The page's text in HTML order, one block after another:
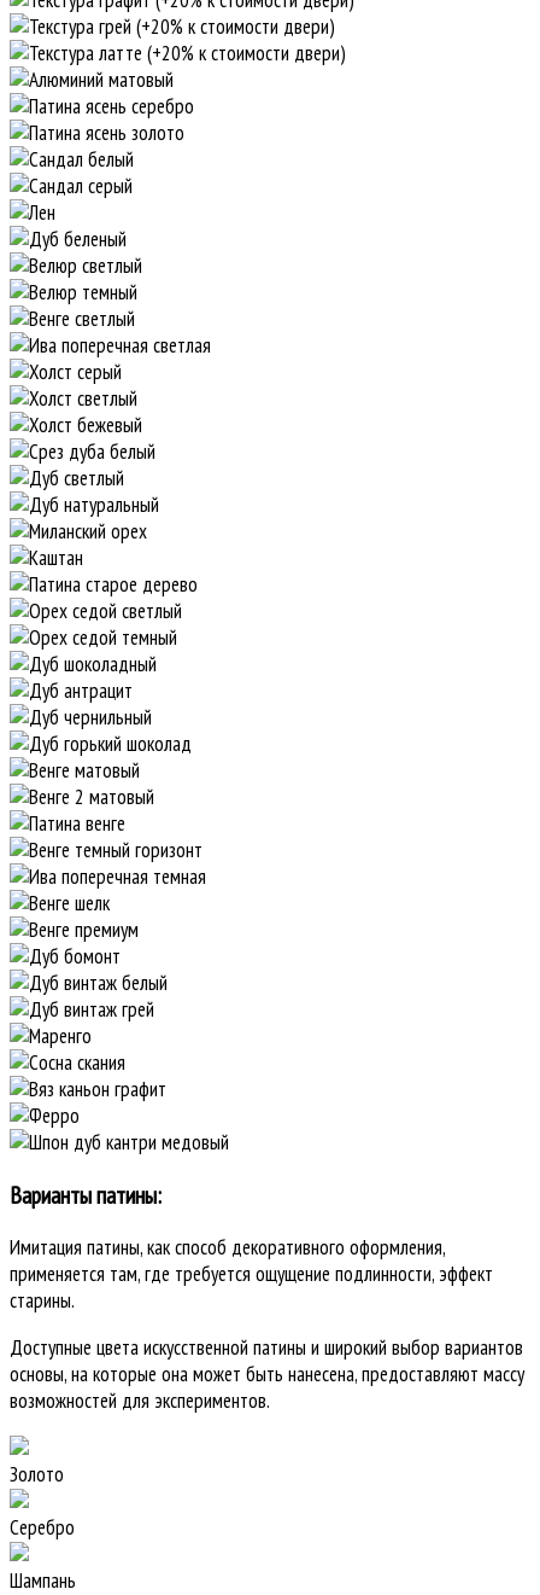
Варианты патины:
Имитация патины, как способ декоративного оформления,
применяется там, где требуется ощущение подлинности, эффект
старины.
Доступные цвета искусственной патины и широкий выбор вариантов
основы, на которые она может быть нанесена, предоставляют массу
возможностей для экспериментов.
Золото
Серебро
Шампань